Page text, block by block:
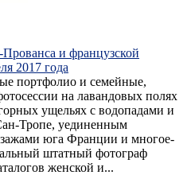
и французской
2017 года
портфолио и семейные,
на лавандовых полях
ущельях с водопадами и
Тропе, уединенным
юга Франции и многое-
штатный фотограф
женской и...